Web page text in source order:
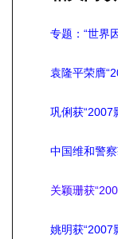
专题：“世界
袁隆平荣膺
巩俐获“2007
中国维和警
关颖珊获
姚明获“2007